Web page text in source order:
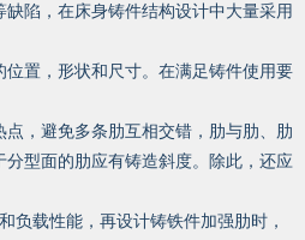
陷，在床身铸件结构设计中大量采用
置，形状和尺寸。在满足铸件使用要
，避免多条肋互相交错，肋与肋、肋
型面的肋应有铸造斜度。除此，还应
负载性能，再设计铸铁件加强肋时，